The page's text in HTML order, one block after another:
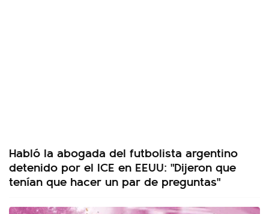
Habló la abogada del futbolista argentino
detenido por el ICE en EEUU: "Dijeron que
tenían que hacer un par de preguntas"